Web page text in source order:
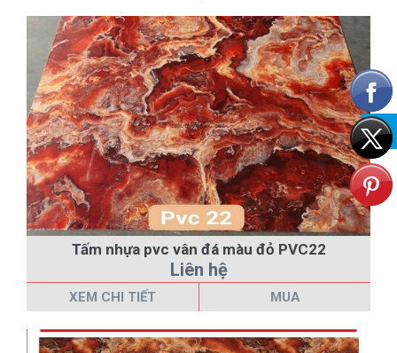
Tấm nhựa pvc vân đá màu đỏ PVC22
Liên hệ
XEM CHI TIẾT MUA